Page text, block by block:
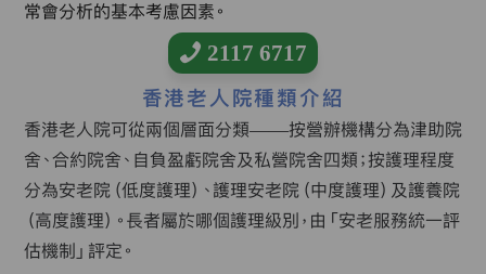
常會分析的基本考慮因素。
2117 6717
香港老人院種類介紹
香港老人院可從兩個層面分類——按營辦機構分為津助院
舍、合約院舍、自負盈虧院舍及私營院舍四類；按護理程度
分為安老院（低度護理）、護理安老院（中度護理）及護養院
（高度護理）。長者屬於哪個護理級別，由「安老服務統一評
估機制」評定。